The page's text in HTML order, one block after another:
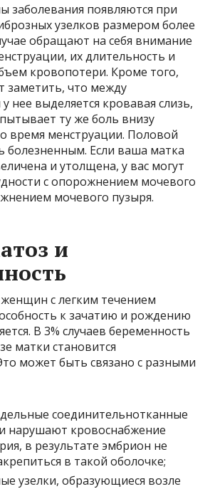
заболевания появляются при
узелков размером более
обращают на себя внимание
их длительность и
кровопотери. Кроме того,
что между
нее выделяется кровавая слизь,
ту же боль внизу
время менструации. Половой
болезненным. Если ваша матка
и утолщена, у вас могут
с опорожнением мочевого
мочевого пузыря.
и
с легким течением
к зачатию и рождению
В 3% случаев беременность
матки становится
может быть связано с разными
соединительнотканные
нарушают кровоснабжение
в результате эмбрион не
в такой оболочке;
узелки, образующиеся возле